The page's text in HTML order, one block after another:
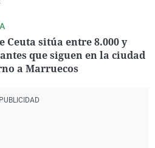
Ceuta sitúa entre 8.000 y
que siguen en la ciudad
a Marruecos